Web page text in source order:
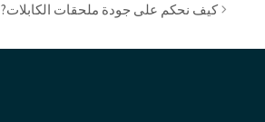
كيف نحكم على جودة ملحقات الكابلات?